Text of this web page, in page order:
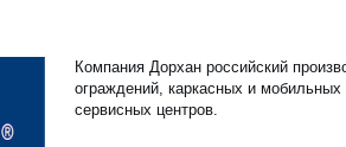
Компания Дорхан российский
ограждений, каркасных и мобильных
сервисных центров.